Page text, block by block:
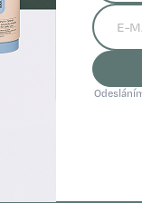
MENOPAUZY
je už vhodné
rovnováhu v